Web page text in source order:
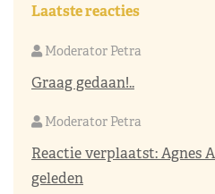
Laatste reacties
Moderator Petra
Graag gedaan!..
Moderator Petra
Reactie verplaatst:Agnes
geleden